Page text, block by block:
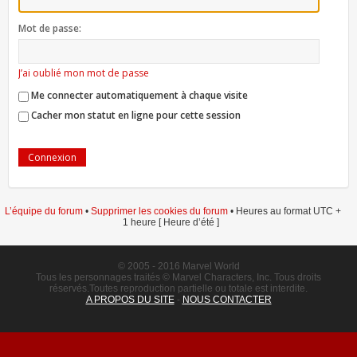
Mot de passe:
J’ai oublié mon mot de passe
Me connecter automatiquement à chaque visite
Cacher mon statut en ligne pour cette session
L’équipe du forum• Supprimer les cookies du forum• Heures au format UTC +
1 heure [ Heure d’été ]
© 2005 - 2016 Marvel World
Tous les personnages traités © Marvel Characters, Inc. Tous droits
réservés.Toutes reproduction partielle ou totale est interdite.
A PROPOS DU SITE- NOUS CONTACTER